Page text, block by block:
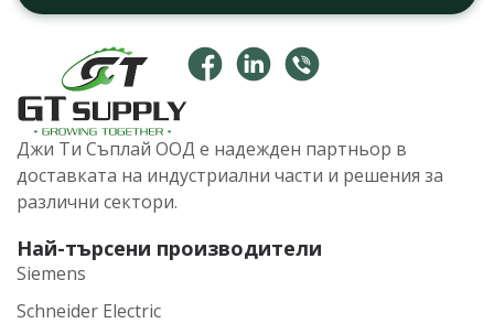
Джи Ти Съплай ООД е надежден партньор в
доставката на индустриални части и решения за
различни сектори.
Най-търсени производители
Siemens
Schneider Electric